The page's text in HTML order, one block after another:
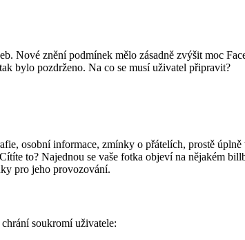
Nové znění podmínek mělo zásadně zvýšit moc
bylo pozdrženo. Na co se musí uživatel připravit?
osobní informace, zmínky o přátelích, prostě
to? Najednou se vaše fotka objeví na nějakém
pro jeho provozování.
soukromí uživatele: